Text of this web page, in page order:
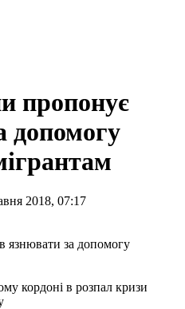
пропонує
допомогу
2018, 07:17
кордоні в розпал кризи